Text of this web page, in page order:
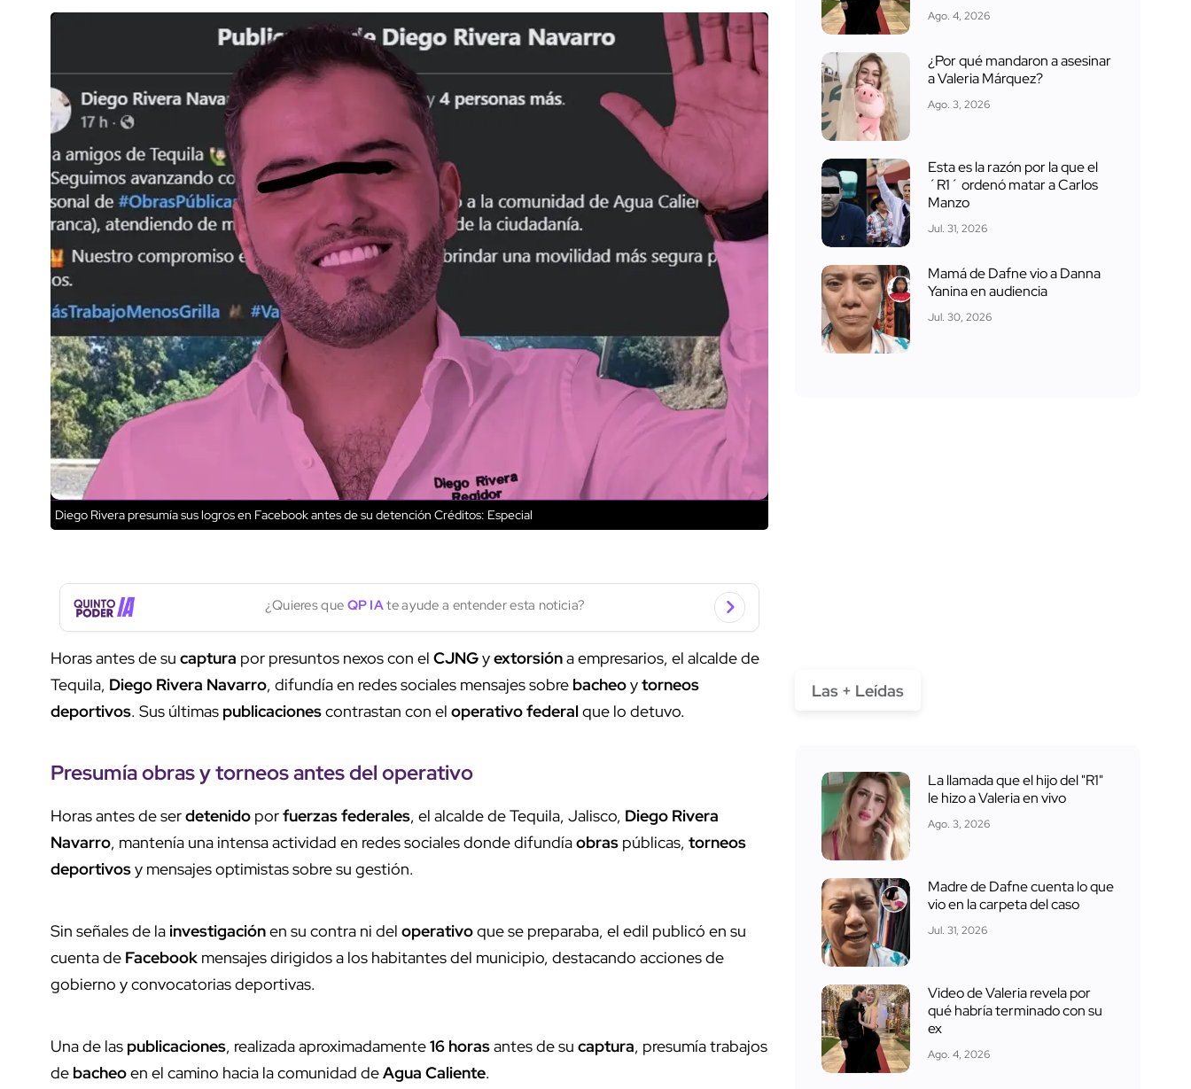
Diego Rivera presumía sus logros en Facebook antes de su detención Créditos: Especial
¿Quieres que QP IAte ayude a entender esta noticia?
Horas antes de su captura por presuntos nexos con el CJNGyextorsióna empresarios, el alcalde de
Tequila, Diego Rivera Navarro, difundía en redes sociales mensajes sobre bacheoytorneos
deportivos. Sus últimas publicacionescontrastan con el operativo federalque lo detuvo.
Presumíaobrasy torneos antes deloperativo
Horas antes de serdetenido porfuerzas federales, el alcalde de Tequila, Jalisco, Diego Rivera
Navarro, mantenía una intensa actividad en redes sociales donde difundíaobras públicas, torneos
deportivosy mensajes optimistas sobre su gestión.
Sin señales de lainvestigaciónen su contra ni del operativoque se preparaba, el edil publicó en su
cuenta de Facebook mensajes dirigidos a los habitantes del municipio, destacando acciones de
gobierno y convocatorias deportivas.
Una de las publicaciones, realizada aproximadamente16 horasantes de su captura, presumía trabajos
de bacheoen el camino hacia la comunidad deAgua Caliente.
Ago. 4, 2026
¿Por qué mandaron a asesinar
a Valeria Márquez?
Ago. 3, 2026
Esta es la razón por la que el
´R1´ ordenó matar a Carlos
Manzo
Jul. 31, 2026
Mamá de Dafne vio a Danna
Yanina en audiencia
Jul. 30, 2026
Las + Leídas
La llamada que el hijo del "R1"
le hizo a Valeria en vivo
Ago. 3, 2026
Madre de Dafne cuenta lo que
vio en la carpeta del caso
Jul. 31, 2026
Video de Valeria revela por
qué habría terminado con su
ex
Ago. 4, 2026